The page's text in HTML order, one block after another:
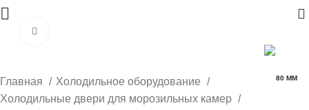
80 ММ
Главная
Холодильное оборудование
Холодильные двери для морозильных камер